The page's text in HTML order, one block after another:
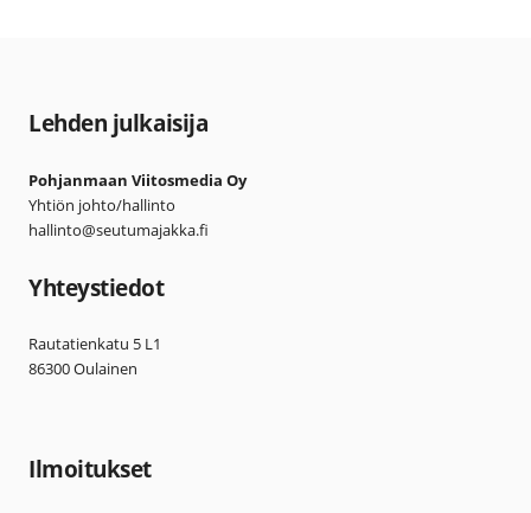
Lehden julkaisija
Pohjanmaan Viitosmedia Oy
Yhtiön johto/hallinto
hallinto@seutumajakka.fi
Yhteystiedot
Rautatienkatu 5 L1
86300 Oulainen
Ilmoitukset